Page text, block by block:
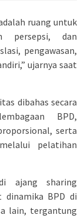
ruang untuk
persepsi, dan
pengawasan,
ujarnya saat
dibahas secara
BPD,
serta
pelatihan
ajang sharing
dinamika BPD di
lain, tergantung